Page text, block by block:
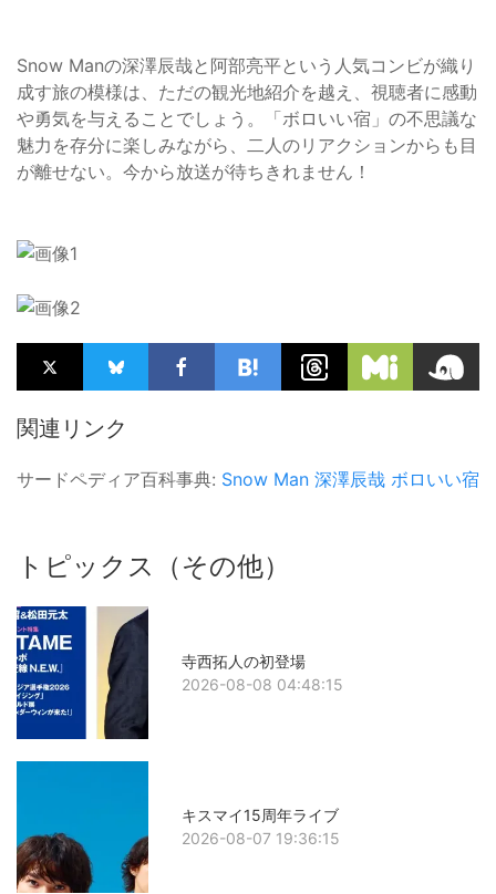
Snow Manの深澤辰哉と阿部亮平という人気コンビが織り
成す旅の模様は、ただの観光地紹介を越え、視聴者に感動
や勇気を与えることでしょう。「ボロいい宿」の不思議な
魅力を存分に楽しみながら、二人のリアクションからも目
が離せない。今から放送が待ちきれません！
関連リンク
サードペディア百科事典: Snow Man 深澤辰哉 ボロいい宿
トピックス（その他）
寺西拓人の初登場
2026-08-08 04:48:15
キスマイ15周年ライブ
2026-08-07 19:36:15